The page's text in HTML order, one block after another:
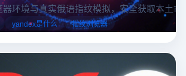
环境与真实俄语指纹模拟，安全获取本土市
商精准决策。
yandex是什么 指纹浏览器